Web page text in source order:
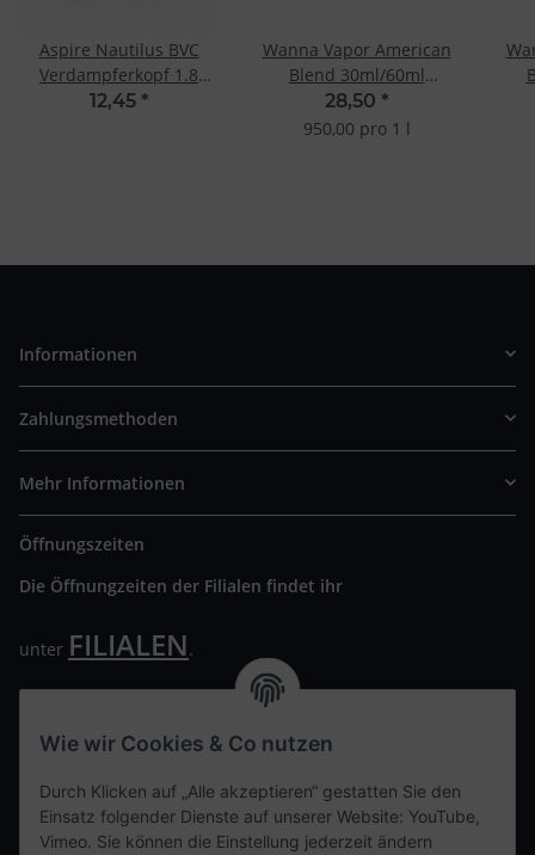
Aspire Nautilus BVC
Verdampferkopf 1.8
Ohm (5 Stk.)
12,45 *
Wanna Vapor American
Blend 30ml/60ml
Shake&Vape
28,50 *
950,00 pro 1 l
Informationen
Zahlungsmethoden
Mehr Informationen
Öffnungszeiten
Die Öffnungzeiten der Filialen findet ihr
unter FILIALEN.
Wir freuen uns auf Euren Besuch. Bitte beachtet die
Kontaktdaten
Wie wir Cookies & Co nutzen
Durch Klicken auf „Alle akzeptieren“ gestatten Sie den
Einsatz folgender Dienste auf unserer Website: YouTube,
Vimeo. Sie können die Einstellung jederzeit ändern